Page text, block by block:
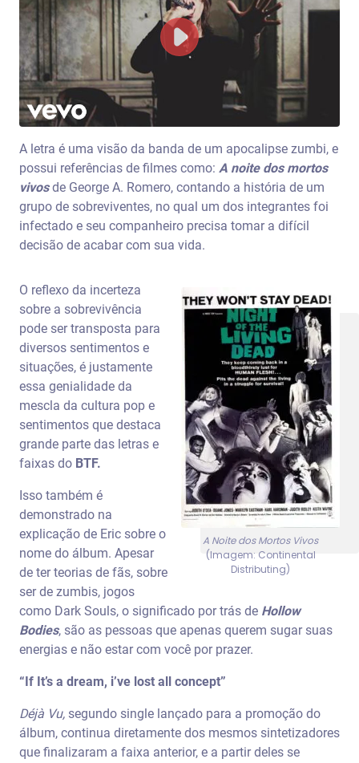
A letra é uma visão da banda de um apocalipse zumbi, e
possui referências de filmes como: A noite dos mortos
vivosde George A. Romero, contando a história de um
grupo de sobreviventes, no qual um dos integrantes foi
infectado e seu companheiro precisa tomar a difícil
decisão de acabar com sua vida.
A Noite dos Mortos Vivos
(Imagem: Continental
Distributing)
O reflexo da incerteza
sobre a sobrevivência
pode ser transposta para
diversos sentimentos e
situações, é justamente
essa genialidade da
mescla da cultura pop e
sentimentos que destaca
grande parte das letras e
faixas do BTF.
Isso também é
demonstrado na
explicação de Eric sobre o
nome do álbum. Apesar
de ter teorias de fãs, sobre
ser de zumbis, jogos
como Dark Souls, o significado por trás de Hollow
Bodies, são as pessoas que apenas querem sugar suas
energias e não estar com você por prazer.
“If It’s a dream, i’ve lost all concept”
Déjà Vu, segundo single lançado para a promoção do
álbum, continua diretamente dos mesmos sintetizadores
que finalizaram a faixa anterior, e a partir deles se